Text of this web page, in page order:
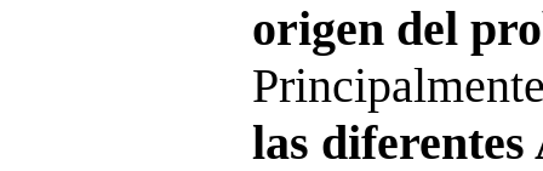
origen del
las